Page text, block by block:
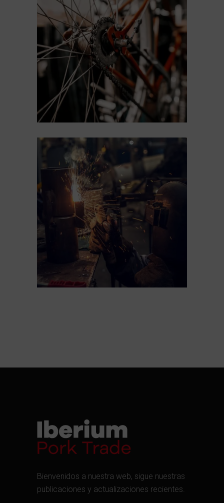
Bienvenidos a nuestra web, sigue nuestras
publicaciones y actualizaciones recientes.